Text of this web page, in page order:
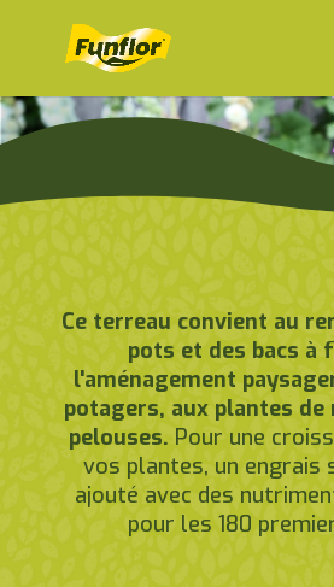
Ce terreau convient au
pots et des bacs à
l'aménagement
potagers, aux plantes
pelouses.Pour une
vos plantes, un engrais
ajouté avec des
pour les 180